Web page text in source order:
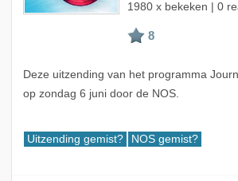
1980 x bekeken | 0
Deze uitzending van het programma
op zondag 6 juni door de NOS.
Uitzending gemist? NOS gemist?